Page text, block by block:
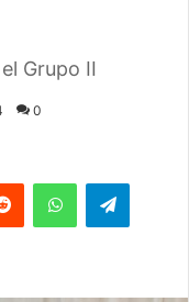
Grupo II
0